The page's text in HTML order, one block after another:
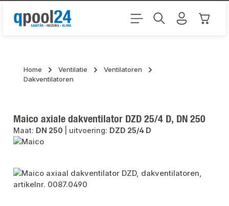
Ga naar de hoofdinhoud
Home Ventilatie
Ventilatoren
Dakventilatoren
Maico axiale dakventilator DZD 25/4 D, DN 250
Maat: DN 250 uitvoering: DZD 25/4 D
Afbeeldingengalerij overslaan